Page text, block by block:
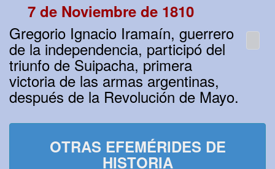
7 de Noviembre de 1810
Gregorio Ignacio Iramaín, guerrero
de la independencia, participó del
triunfo de Suipacha, primera
victoria de las armas argentinas,
después de la Revolución de Mayo.
OTRAS EFEMÉRIDES DE
HISTORIA